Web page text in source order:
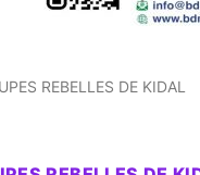
REBELLES DE KIDAL